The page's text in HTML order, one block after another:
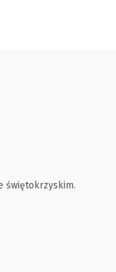
świętokrzyskim.